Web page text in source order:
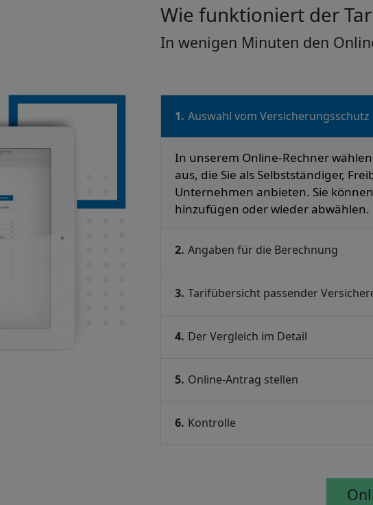
Wie funktioniert der
In wenigen Minuten den
1. Auswahl vom Versicherungsschutz
In unserem Online-Rechner
aus, die Sie als Selbstständiger,
Unternehmen anbieten. Sie
hinzufügen oder wieder abwählen.
2. Angaben für die Berechnung
3. Tarifübersicht passender
4. Der Vergleich im Detail
5. Online-Antrag stellen
6. Kontrolle